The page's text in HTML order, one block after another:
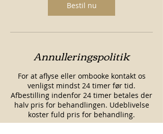
Bestil nu
Annulleringspolitik
For at aflyse eller ombooke kontakt os
venligst mindst 24 timer før tid.
Afbestilling indenfor 24 timer betales der
halv pris for behandlingen. Udeblivelse
koster fuld pris for behandling.